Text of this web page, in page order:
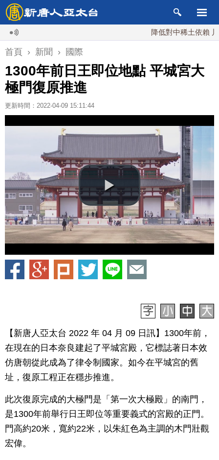
降低對中稀土依賴 川普宣
首頁 › 新聞 › 國際
1300年前日王即位地點 平城宮大
極門復原推進
更新時間：2022-04-09 15:11:44
【新唐人亞太台 2022 年 04 月 09 日訊】1300年前，
在現在的日本奈良建起了平城宮殿，它標誌著日本效
仿唐朝從此成為了律令制國家。如今在平城宮的舊
址，復原工程正在穩步推進。
此次復原完成的大極門是「第一次大極殿」的南門，
是1300年前舉行日王即位等重要義式的宮殿的正門。
門高約20米，寬約22米，以朱紅色為主調的木門壯觀
宏偉。